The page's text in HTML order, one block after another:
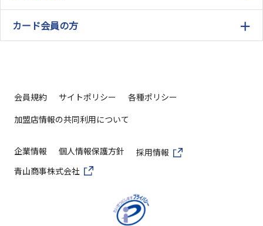
カード会員の方
会員規約 サイトポリシー
各種ポリシー
加盟店情報の共同利用について
企業情報 個人情報保護方針
採用情報
青山商事株式会社